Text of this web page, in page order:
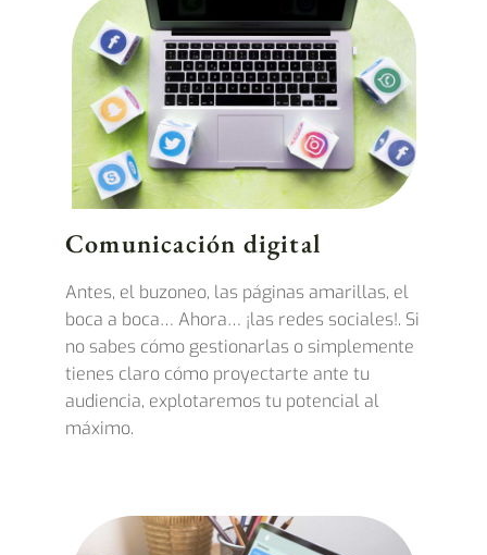
Comunicación digital
Antes, el buzoneo, las páginas amarillas, el
boca a boca… Ahora… ¡las redes sociales!. Si
no sabes cómo gestionarlas o simplemente
tienes claro cómo proyectarte ante tu
audiencia, explotaremos tu potencial al
máximo.